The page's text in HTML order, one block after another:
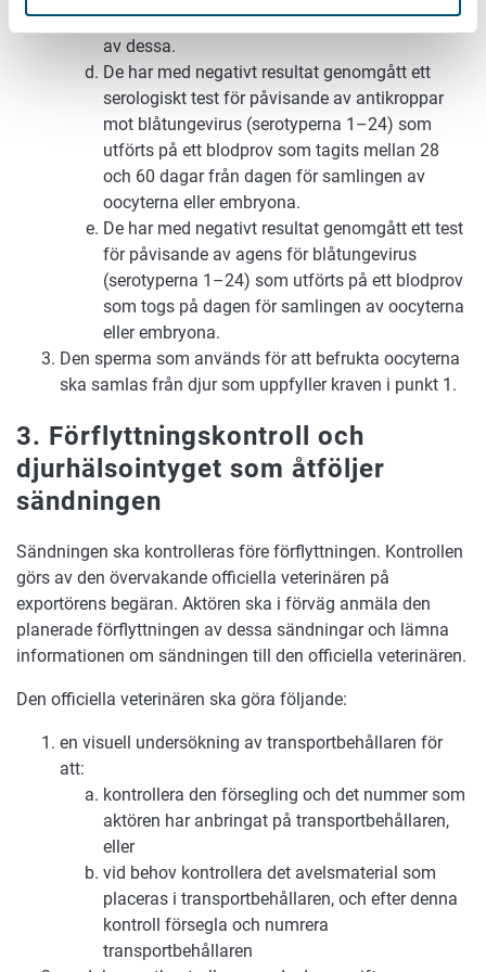
oocyterna eller embryona och under samlingen
av dessa.
De har med negativt resultat genomgått ett
serologiskt test för påvisande av antikroppar
mot blåtungevirus (serotyperna 1–24) som
utförts på ett blodprov som tagits mellan 28
och 60 dagar från dagen för samlingen av
oocyterna eller embryona.
De har med negativt resultat genomgått ett test
för påvisande av agens för blåtungevirus
(serotyperna 1–24) som utförts på ett blodprov
som togs på dagen för samlingen av oocyterna
eller embryona.
Den sperma som används för att befrukta oocyterna
ska samlas från djur som uppfyller kraven i punkt 1.
3. Förflyttningskontroll och
djurhälsointyget som åtföljer
sändningen
Sändningen ska kontrolleras före förflyttningen. Kontrollen
görs av den övervakande officiella veterinären på
exportörens begäran. Aktören ska i förväg anmäla den
planerade förflyttningen av dessa sändningar och lämna
informationen om sändningen till den officiella veterinären.
Den officiella veterinären ska göra följande:
en visuell undersökning av transportbehållaren för
att:
kontrollera den försegling och det nummer som
aktören har anbringat på transportbehållaren,
eller
vid behov kontrollera det avelsmaterial som
placeras i transportbehållaren, och efter denna
kontroll försegla och numrera
transportbehållaren